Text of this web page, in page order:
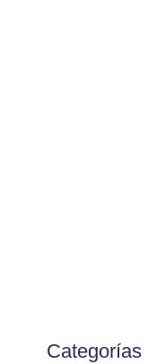
Categorías